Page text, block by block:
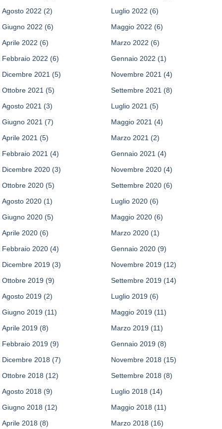
Agosto 2022 (2) Luglio 2022 (6)
Giugno 2022 (6) Maggio 2022 (6)
Aprile 2022 (6) Marzo 2022 (6)
Febbraio 2022 (6) Gennaio 2022 (1)
Dicembre 2021 (5) Novembre 2021 (4)
Ottobre 2021 (5) Settembre 2021 (8)
Agosto 2021 (3) Luglio 2021 (5)
Giugno 2021 (7) Maggio 2021 (4)
Aprile 2021 (5) Marzo 2021 (2)
Febbraio 2021 (4) Gennaio 2021 (4)
Dicembre 2020 (3) Novembre 2020 (4)
Ottobre 2020 (5) Settembre 2020 (6)
Agosto 2020 (1) Luglio 2020 (6)
Giugno 2020 (5) Maggio 2020 (6)
Aprile 2020 (6) Marzo 2020 (1)
Febbraio 2020 (4) Gennaio 2020 (9)
Dicembre 2019 (3) Novembre 2019 (12)
Ottobre 2019 (9) Settembre 2019 (14)
Agosto 2019 (2) Luglio 2019 (6)
Giugno 2019 (11) Maggio 2019 (11)
Aprile 2019 (8) Marzo 2019 (11)
Febbraio 2019 (9) Gennaio 2019 (8)
Dicembre 2018 (7) Novembre 2018 (15)
Ottobre 2018 (12) Settembre 2018 (8)
Agosto 2018 (9) Luglio 2018 (14)
Giugno 2018 (12) Maggio 2018 (11)
Aprile 2018 (8) Marzo 2018 (16)